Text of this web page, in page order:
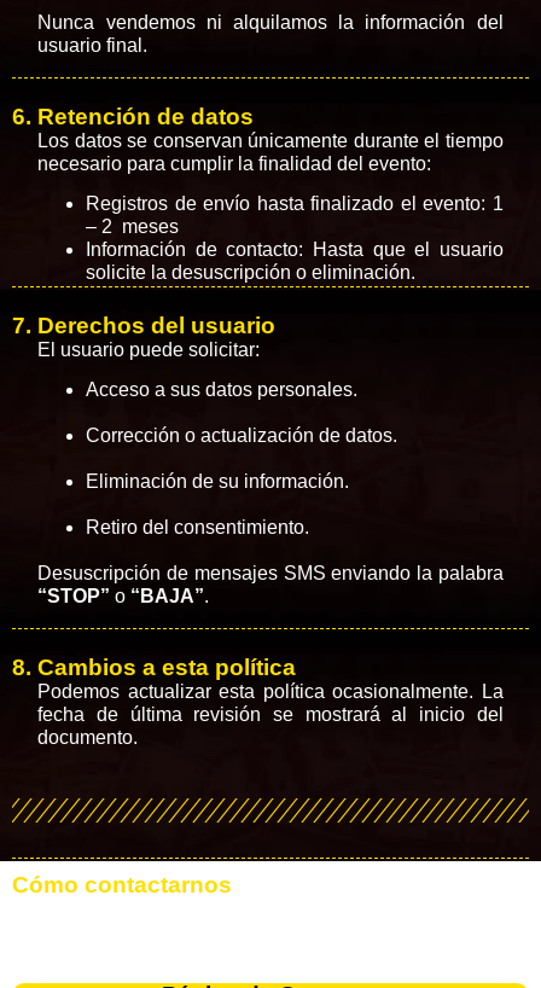
Nunca vendemos ni alquilamos la información del
usuario final.
6. Retención de datos
Los datos se conservan únicamente durante el tiempo
necesario para cumplir la finalidad del evento:
Registros de envío hasta finalizado el evento: 1
– 2 meses
Información de contacto: Hasta que el usuario
solicite la desuscripción o eliminación.
7. Derechos del usuario
El usuario puede solicitar:
Acceso a sus datos personales.
Corrección o actualización de datos.
Eliminación de su información.
Retiro del consentimiento.
Desuscripción de mensajes SMS enviando la palabra
“STOP” o “BAJA”.
8. Cambios a esta política
Podemos actualizar esta política ocasionalmente. La
fecha de última revisión se mostrará al inicio del
documento.
Cómo contactarnos